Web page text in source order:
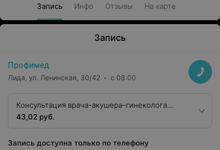
Запись Инфо Отзывы На карте
Запись
Профимед
Лида, ул. Ленинская, 30/42 с 08:00
Консультация врача-акушера-гинеколога
второй квалификационной категории
43,02 руб.
Запись доступна только по телефону